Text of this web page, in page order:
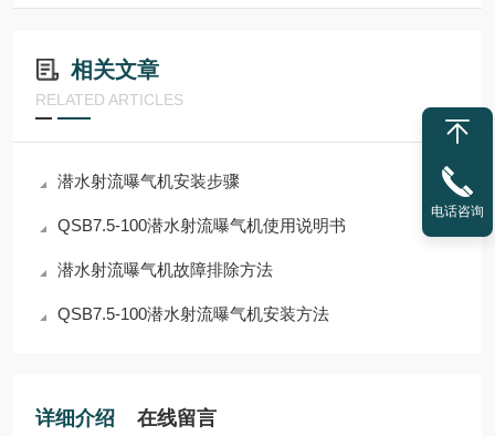
相关文章
RELATED ARTICLES
潜水射流曝气机安装步骤
QSB7.5-100潜水射流曝气机使用说明书
潜水射流曝气机故障排除方法
QSB7.5-100潜水射流曝气机安装方法
详细介绍 在线留言
电话咨询